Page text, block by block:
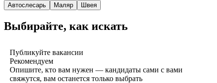
Автослесарь Маляр Швея
Выбирайте, как искать
Публикуйте вакансии
Рекомендуем
Опишите, кто вам нужен — кандидаты сами с вами
свяжутся, вам останется только выбрать